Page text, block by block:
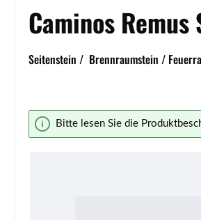
Caminos
Seitenstein / Brennraumstein /
Bildergalerie überspringen
Bitte lesen Sie die